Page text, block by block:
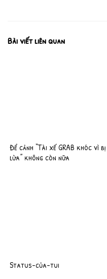
Bài viết liên quan
Để cảnh “Tài xế GRAB khóc vì bị
lừa” không còn nữa
Status-của-tui